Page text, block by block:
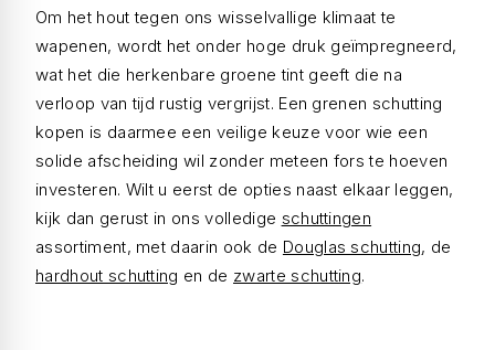
Om het hout tegen ons wisselvallige klimaat te
wapenen, wordt het onder hoge druk geïmpregneerd,
wat het die herkenbare groene tint geeft die na
verloop van tijd rustig vergrijst. Een grenen schutting
kopen is daarmee een veilige keuze voor wie een
solide afscheiding wil zonder meteen fors te hoeven
investeren. Wilt u eerst de opties naast elkaar leggen,
kijk dan gerust in ons volledige schuttingen
assortiment, met daarin ook de Douglas schutting, de
hardhout schutting en de zwarte schutting.